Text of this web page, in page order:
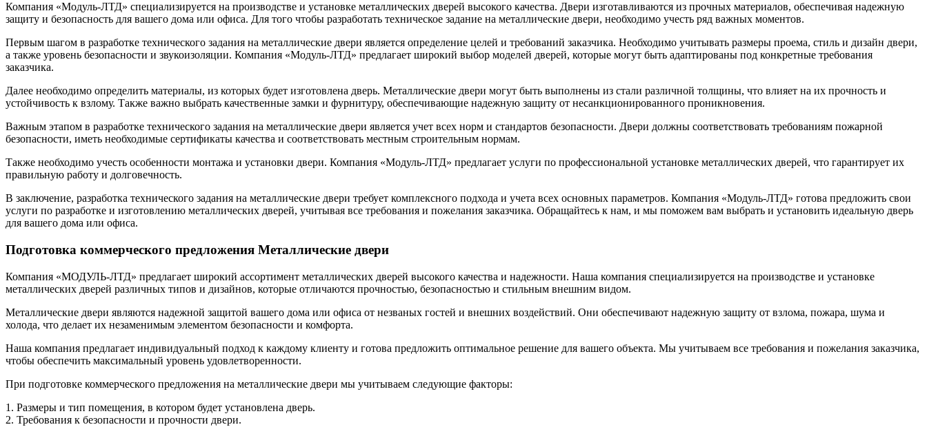
Компания «Модуль-ЛТД» специализируется на производстве и установке металлических дверей высокого качества. Двери изготавливаются из прочных материалов, обеспечивая надежную
защиту и безопасность для вашего дома или офиса. Для того чтобы разработать техническое задание на металлические двери, необходимо учесть ряд важных моментов.
Первым шагом в разработке технического задания на металлические двери является определение целей и требований заказчика. Необходимо учитывать размеры проема, стиль и дизайн двери,
а также уровень безопасности и звукоизоляции. Компания «Модуль-ЛТД» предлагает широкий выбор моделей дверей, которые могут быть адаптированы под конкретные требования
заказчика.
Далее необходимо определить материалы, из которых будет изготовлена дверь. Металлические двери могут быть выполнены из стали различной толщины, что влияет на их прочность и
устойчивость к взлому. Также важно выбрать качественные замки и фурнитуру, обеспечивающие надежную защиту от несанкционированного проникновения.
Важным этапом в разработке технического задания на металлические двери является учет всех норм и стандартов безопасности. Двери должны соответствовать требованиям пожарной
безопасности, иметь необходимые сертификаты качества и соответствовать местным строительным нормам.
Также необходимо учесть особенности монтажа и установки двери. Компания «Модуль-ЛТД» предлагает услуги по профессиональной установке металлических дверей, что гарантирует их
правильную работу и долговечность.
В заключение, разработка технического задания на металлические двери требует комплексного подхода и учета всех основных параметров. Компания «Модуль-ЛТД» готова предложить свои
услуги по разработке и изготовлению металлических дверей, учитывая все требования и пожелания заказчика. Обращайтесь к нам, и мы поможем вам выбрать и установить идеальную дверь
для вашего дома или офиса.
Подготовка коммерческого предложения Металлические двери
Компания «МОДУЛЬ-ЛТД» предлагает широкий ассортимент металлических дверей высокого качества и надежности. Наша компания специализируется на производстве и установке
металлических дверей различных типов и дизайнов, которые отличаются прочностью, безопасностью и стильным внешним видом.
Металлические двери являются надежной защитой вашего дома или офиса от незваных гостей и внешних воздействий. Они обеспечивают надежную защиту от взлома, пожара, шума и
холода, что делает их незаменимым элементом безопасности и комфорта.
Наша компания предлагает индивидуальный подход к каждому клиенту и готова предложить оптимальное решение для вашего объекта. Мы учитываем все требования и пожелания заказчика,
чтобы обеспечить максимальный уровень удовлетворенности.
При подготовке коммерческого предложения на металлические двери мы учитываем следующие факторы:
1. Размеры и тип помещения, в котором будет установлена дверь.
2. Требования к безопасности и прочности двери.